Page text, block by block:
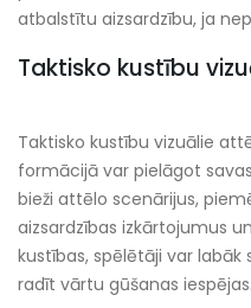
atbalstītu aizsardzību, ja
Taktisko kustību
Taktisko kustību vizuālie
formācijā var pielāgot
bieži attēlo scenārijus,
aizsardzības izkārtojumus
kustības, spēlētāji var
radīt vārtu gūšanas iespējas.